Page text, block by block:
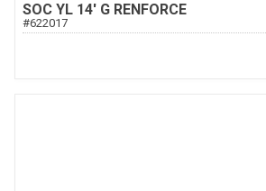
SOC YL 14' G RENFORCE
#622017